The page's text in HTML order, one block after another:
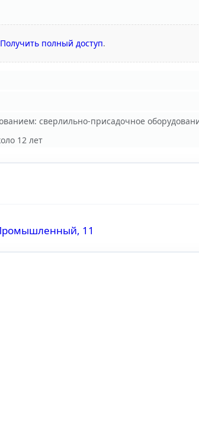
Получить полный доступ.
сверлильно-присадочное
12 лет
11